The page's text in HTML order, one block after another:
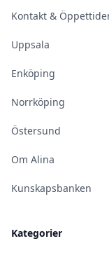
Kontakt &
Uppsala
Enköping
Norrköping
Östersund
Om Alina
Kunskapsbanken
Kategorier